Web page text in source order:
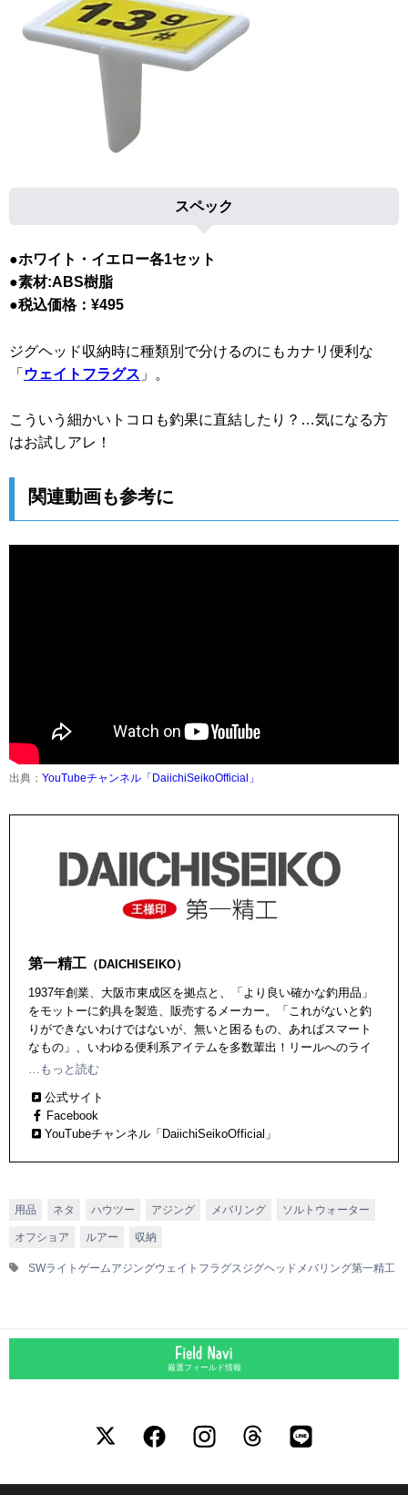
スペック
●ホワイト・イエロー各1セット
●素材:ABS樹脂
●税込価格：¥495
ジグヘッド収納時に種類別で分けるのにもカナリ便利な
「 ウェイトフラグス 」。
こういう細かいトコロも釣果に直結したり？…気になる方
はお試しアレ！
関連動画も参考に
出典： YouTubeチャンネル「DaiichiSeikoOfficial」
第一精工 （DAICHISEIKO）
1937年創業、大阪市東成区を拠点と、「より良い確かな釣用品」
をモットーに釣具を製造、販売するメーカー。「これがないと釣
りができないわけではないが、無いと困るもの、あればスマート
なもの」、いわゆる便利系アイテムを多数輩出！リールへのライ
ンの巻き取り、ラインの巻き替えが簡単にできる「巻き替えスプ
持ち運べる「オートキングギャフ」などなど、多くのヒット作を
生み出している。
…もっと読む
公式サイト
Facebook
YouTubeチャンネル「DaiichiSeikoOfficial」
用品 ネタ ハウツー アジング メバリング ソルトウォーター
オフショア ルアー 収納
SWライトゲームアジングウェイトフラグスジグヘッド メバリング第一精工
厳選フィールド情報